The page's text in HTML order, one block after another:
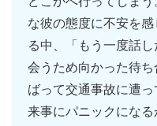
な彼の態度に不安を
る中、「もう一度話
会うため向かった待
ばって交通事故に遭
来事にパニックにな